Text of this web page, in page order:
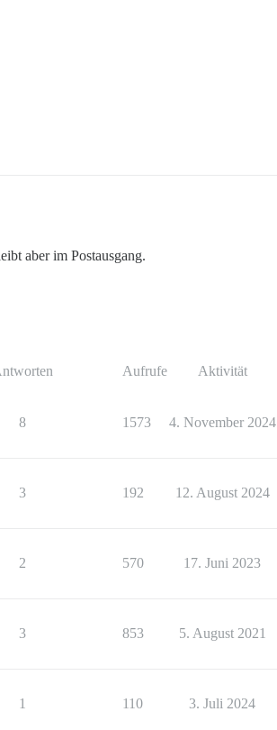
aber im Postausgang.
Aufrufe Aktivität
8 1573 4. November 2024
3 192 12. August 2024
2 570 17. Juni 2023
3 853 5. August 2021
1 110 3. Juli 2024